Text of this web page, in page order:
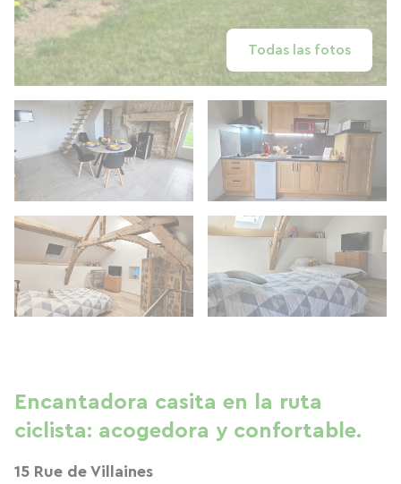
Todas las fotos
Encantadora casita en la ruta
ciclista: acogedora y confortable.
15 Rue de Villaines